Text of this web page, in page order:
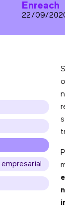
Enreach
22/09/